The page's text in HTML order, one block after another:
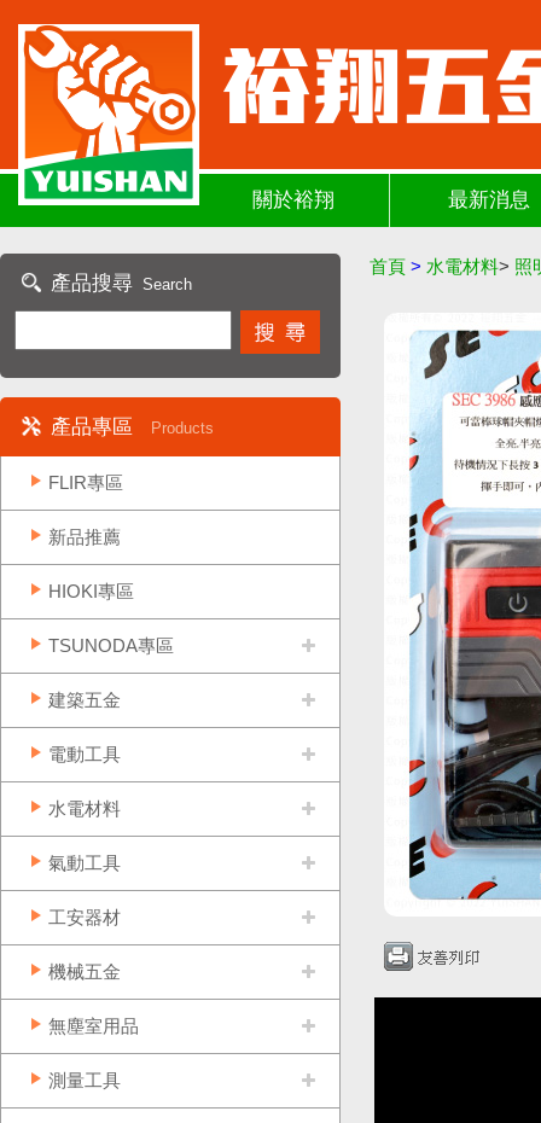
關於裕翔 最新消息
產品搜尋 Search
產品專區 Products
FLIR專區
新品推薦
HIOKI專區
TSUNODA專區
建築五金
電動工具
水電材料
氣動工具
工安器材
機械五金
無塵室用品
測量工具
首頁 > 水電材料> 照